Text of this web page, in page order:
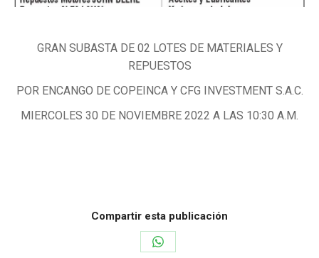
GRAN SUBASTA DE 02 LOTES DE MATERIALES Y
REPUESTOS
POR ENCANGO DE COPEINCA Y CFG INVESTMENT S.A.C.
MIERCOLES 30 DE NOVIEMBRE 2022 A LAS 10:30 A.M.
Compartir esta publicación